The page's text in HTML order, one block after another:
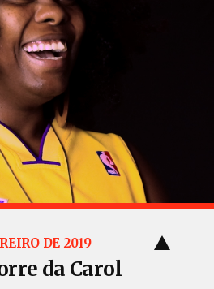
DE 2019
da Carol